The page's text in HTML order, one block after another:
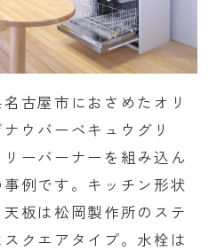
古屋市におさめたオリ
ウバーベキュウグリ
ーバーナーを組み込ん
例です。キッチン形状
板は松岡製作所のステ
クエアタイプ。水栓は